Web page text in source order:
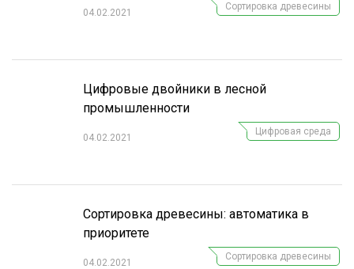
04.02.2021
Сортировка древесины
Цифровые двойники в лесной
промышленности
04.02.2021
Цифровая среда
Сортировка древесины: автоматика в
приоритете
04.02.2021
Сортировка древесины